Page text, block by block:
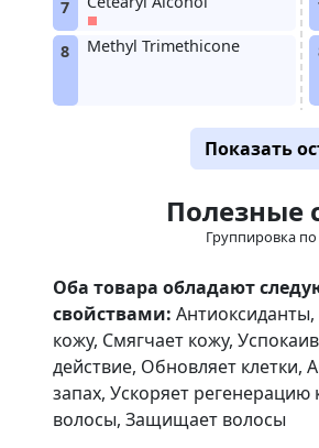
7
8 Methyl Trimethicone
Показать
Полезные
Группировка
Оба товара обладают
свойствами: Антиоксиданты,
кожу, Смягчает кожу,
действие, Обновляет клетки,
запах, Ускоряет регенерацию
волосы, Защищает волосы